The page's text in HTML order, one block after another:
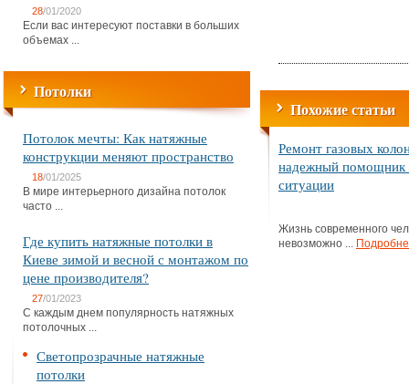
28/01/2020
Если вас интересуют поставки в больших
объемах ...
Потолки
Потолок мечты: Как натяжные
конструкции меняют пространство
18/01/2025
В мире интерьерного дизайна потолок
часто ...
Где купить натяжные потолки в
Киеве зимой и весной с монтажом по
цене производителя?
27/01/2023
С каждым днем популярность натяжных
потолочных ...
Светопрозрачные натяжные
потолки
Похожие статьи
Ремонт газовых
надежный помощник
ситуации
Жизнь современного
невозможно ...